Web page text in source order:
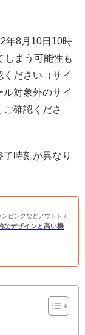
年8月10日10時
しまう可能性も
ださい（サイ
対象外のサイ
確認くださ
時刻が異なり
ピングなどアウトドアの総
なデザインと高い機